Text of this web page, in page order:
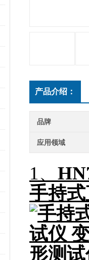
产品介绍：
品牌
应用领域
1、
手持